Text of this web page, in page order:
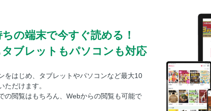
全トーナメント勝敗表
の端末で今すぐ読める！
ブレットもパソコンも対応
をはじめ、タブレットやパソコンなど最大10
ただけます。
の閲覧はもちろん、Webからの閲覧も可能で